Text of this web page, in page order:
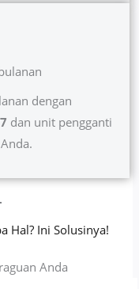
dengan
dan unit pengganti
Hal? Ini Solusinya!
Anda